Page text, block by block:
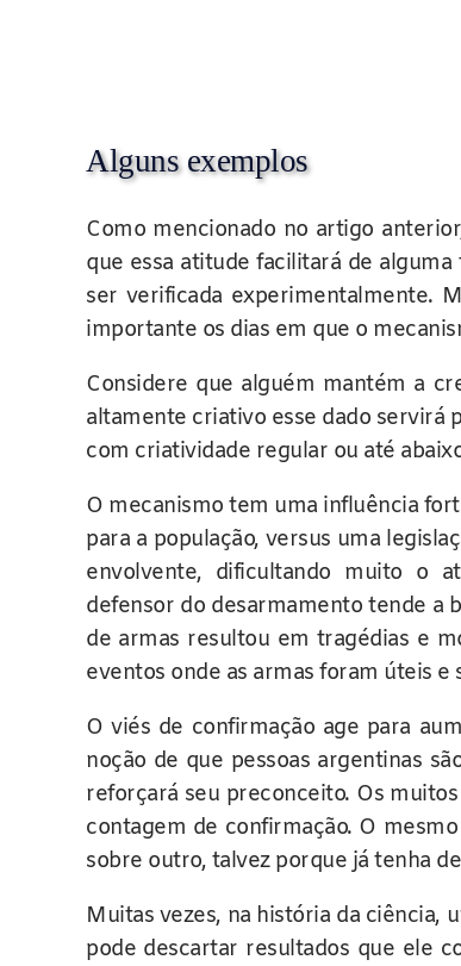
Alguns exemplos
Como mencionado no artigo
que essa atitude facilitará de
ser verificada experimentalmente.
importante os dias em que o
Considere que alguém mantém a
altamente criativo esse dado servirá
com criatividade regular ou até
O mecanismo tem uma influência
para a população, versus uma
envolvente, dificultando muito o
defensor do desarmamento tende a
de armas resultou em tragédias e
eventos onde as armas foram úteis e
O viés de confirmação age para
noção de que pessoas argentinas
reforçará seu preconceito. Os
contagem de confirmação. O
sobre outro, talvez porque já tenha
Muitas vezes, na história da ciência,
pode descartar resultados que ele